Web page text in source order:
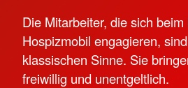
Die Mitarbeiter, die sich
Hospizmobil engagieren,
klassischen Sinne. Sie
freiwillig und unentgeltlich.